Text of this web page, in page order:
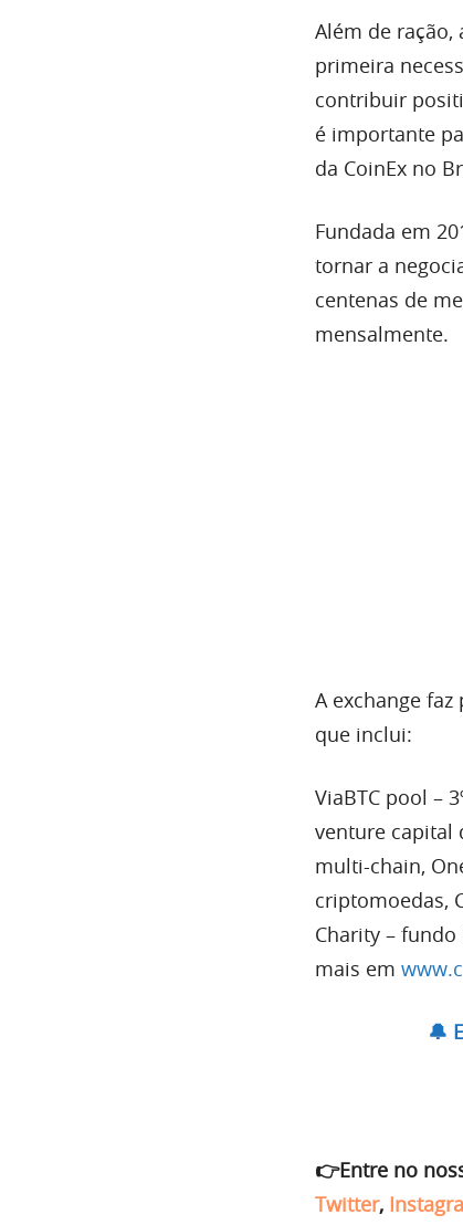
Além de
primeira
contribuir
é importante
da CoinEx no
Fundada em
tornar a
centenas de
mensalmente.
A exchange
que inclui:
ViaBTC pool –
venture capital
multi-chain,
criptomoedas,
Charity –
mais em
🔔
👉Entre no
Twitter,